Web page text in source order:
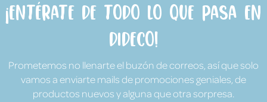
¡Entérate de todo lo que pasa en
Dideco!
Prometemos no llenarte el buzón de correos, así que solo
vamos a enviarte mails de promociones geniales, de
productos nuevos y alguna que otra sorpresa.